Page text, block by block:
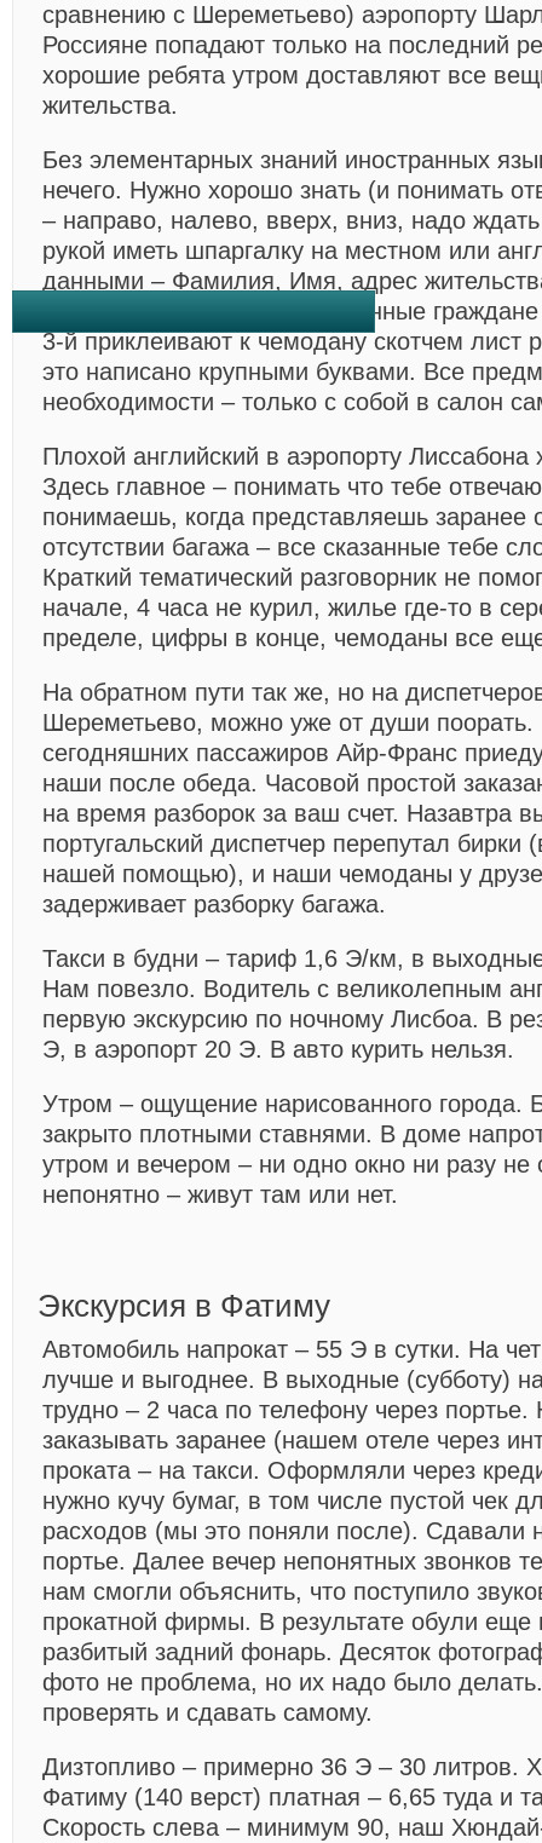
сравнению с Шереметьево) аэропорту
Россияне попадают только на последний
хорошие ребята утром доставляют все
жительства.
Без элементарных знаний иностранных
нечего. Нужно хорошо знать (и понимать
– направо, налево, вверх, вниз, надо
рукой иметь шпаргалку на местном или
данными – Фамилия, Имя, адрес
багажа. Проученные иностранные
3-й приклеивают к чемодану скотчем лист
это написано крупными буквами. Все
необходимости – только с собой в салон
Плохой английский в аэропорту
Здесь главное – понимать что тебе
понимаешь, когда представляешь заранее
отсутствии багажа – все сказанные тебе
Краткий тематический разговорник не
начале, 4 часа не курил, жилье где-то в
пределе, цифры в конце, чемоданы все
На обратном пути так же, но на
Шереметьево, можно уже от души
сегодняшних пассажиров Айр-Франс
наши после обеда. Часовой простой
на время разборок за ваш счет. Назавтра
португальский диспетчер перепутал бирки
нашей помощью), и наши чемоданы у
задерживает разборку багажа.
Такси в будни – тариф 1,6 Э/км, в
Нам повезло. Водитель с великолепным
первую экскурсию по ночному Лисбоа. В
Э, в аэропорт 20 Э. В авто курить нельзя.
Утром – ощущение нарисованного города.
закрыто плотными ставнями. В доме
утром и вечером – ни одно окно ни разу не
непонятно – живут там или нет.
Экскурсия в Фатиму
Автомобиль напрокат – 55 Э в сутки. На
лучше и выгоднее. В выходные (субботу)
трудно – 2 часа по телефону через
заказывать заранее (нашем отеле через
проката – на такси. Оформляли через
нужно кучу бумаг, в том числе пустой чек
расходов (мы это поняли после). Сдавали
портье. Далее вечер непонятных звонков
нам смогли объяснить, что поступило
прокатной фирмы. В результате обули еще
разбитый задний фонарь. Десяток
фото не проблема, но их надо было
проверять и сдавать самому.
Дизтопливо – примерно 36 Э – 30 литров.
Фатиму (140 верст) платная – 6,65 туда и
Скорость слева – минимум 90, наш